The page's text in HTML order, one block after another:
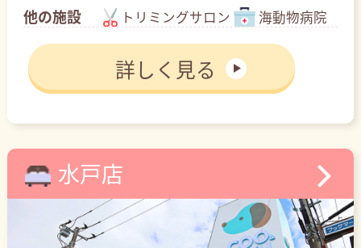
他の施設
トリミングサロン 海動物病院
詳しく見る
水戸店